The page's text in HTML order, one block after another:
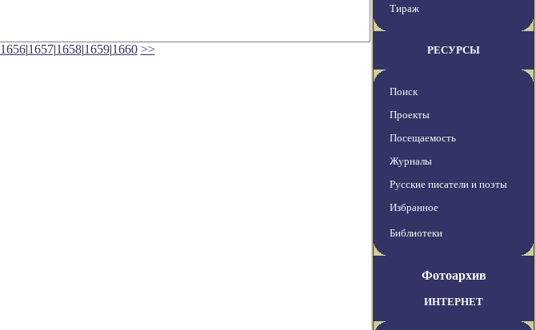
1656|1657|1658|1659|1660 >>
Тираж
РЕСУРСЫ
Поиск
Проекты
Посещаемость
Журналы
Русские писатели и поэты
Избранное
Библиотеки
Фотоархив
ИНТЕРНЕТ